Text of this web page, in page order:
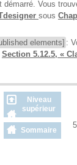
démarré. Vous
sous
elements] :
Section 5.12.5, «
Niveau
supérieur
Sommaire